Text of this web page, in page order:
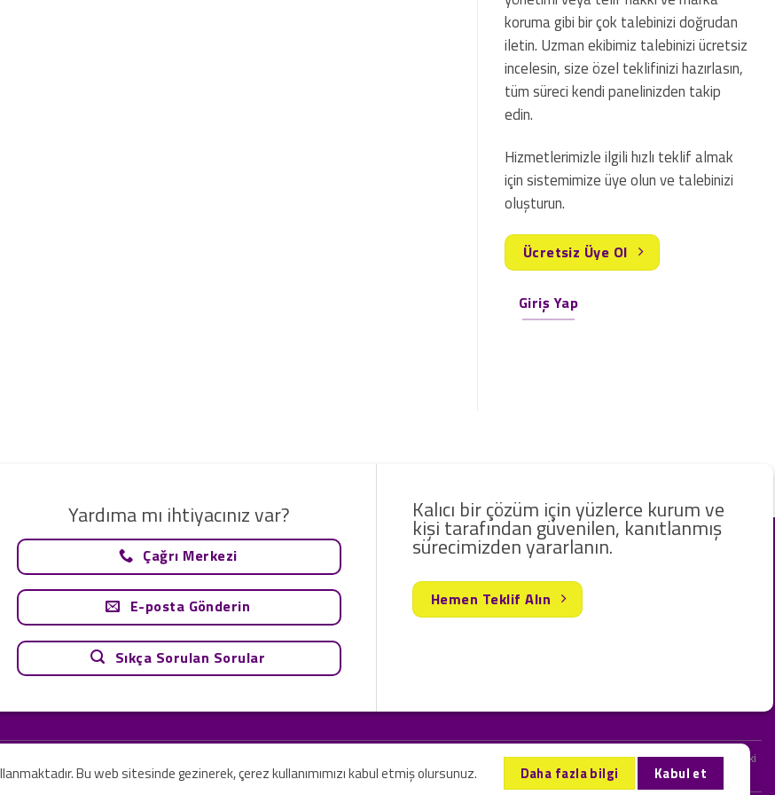
koruma gibi bir çok talebinizi doğrudan
iletin. Uzman ekibimiz talebinizi ücretsiz
incelesin, size özel teklifinizi hazırlasın,
tüm süreci kendi panelinizden takip
edin.
Hizmetlerimizle ilgili hızlı teklif almak
için sistemimize üye olun ve talebinizi
oluşturun.
Ücretsiz Üye Ol
Giriş Yap
Yardıma mı ihtiyacınız var?
Çağrı Merkezi
E-posta Gönderin
Sıkça Sorulan Sorular
Kalıcı bir çözüm için yüzlerce kurum ve
kişi tarafından güvenilen, kanıtlanmış
sürecimizden yararlanın.
Hemen Teklif Alın
değerlendirilemez. Sadece teknoloji ve danışmanlık şirketi olarak hizmet vermekteyiz. Web sitemizde ve sizinle kurduğumuz iletişimlerdeki
Bu web sitesinde gezinerek, çerez kullanımımızı kabul etmiş olursunuz. Daha fazla bilgi Kabul et